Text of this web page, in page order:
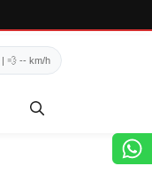
| 💨 -- km/h